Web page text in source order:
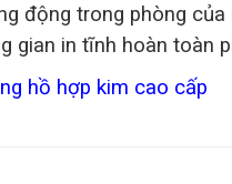
động trong phòng
gian in tĩnh hoàn toàn
hồ hợp kim cao cấp